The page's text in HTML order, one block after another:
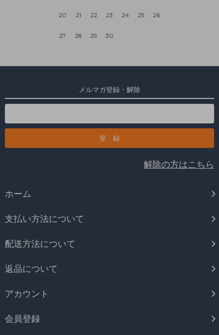
20 21 22 23 24 25 26
27 28 29 30
メルマガ登録・解除
解除の方はこちら
ホーム
支払い方法について
配送方法について
返品について
アカウント
会員登録